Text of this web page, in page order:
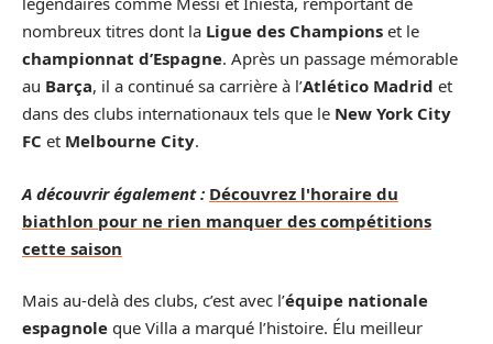
nombreux titres dont la Ligue des Champions et le
championnat d’Espagne. Après un passage mémorable
au Barça, il a continué sa carrière à l’Atlético Madrid et
dans des clubs internationaux tels que le New York City
FC et Melbourne City.
A découvrir également : Découvrez l'horaire du
biathlon pour ne rien manquer des compétitions
cette saison
Mais au-delà des clubs, c’est avec l’équipe nationale
espagnole que Villa a marqué l’histoire. Élu meilleur